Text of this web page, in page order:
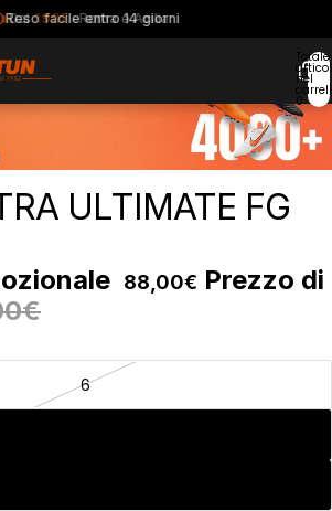
Dal1982· Roma e Acilia
Totale
nel
0
ULTIMATE FG
88,00€ Prezzo di
6